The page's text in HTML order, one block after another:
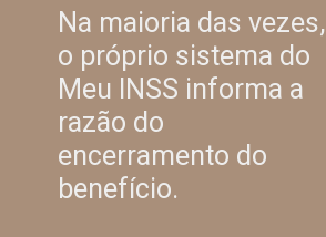
Na maioria das vezes,
o próprio sistema do
Meu INSS informa a
razão do
encerramento do
benefício.